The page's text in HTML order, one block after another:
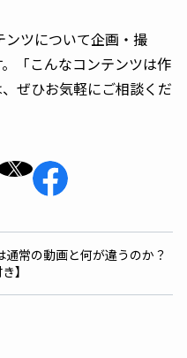
ンツについて企画・撮
「こんなコンテンツは作
ぜひお気軽にご相談くだ
通常の動画と何が違うのか？
】